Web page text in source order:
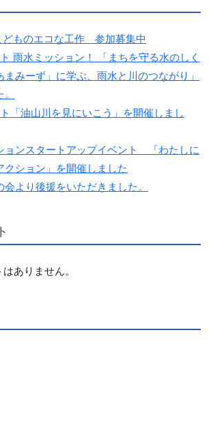
どものエコな工作 参加募集中
雨水ミッション！ 「まちを守る水のしく
みーず」に学ぶ、雨水と川のつながり」
「油山川を見にいこう」を開催しまし
ョンスタートアップイベント 「わたしに
クション」を開催しました
より後援をいただきました。
ありません。